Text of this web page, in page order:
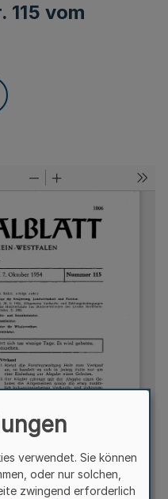
115 vom
verwendet. Sie können
oder nur solchen,
zwingend erforderlich